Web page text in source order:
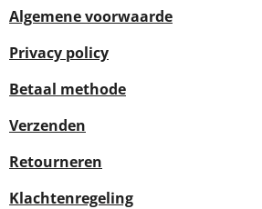
Algemene voorwaarde
Privacy policy
Betaal methode
Verzenden
Retourneren
Klachtenregeling